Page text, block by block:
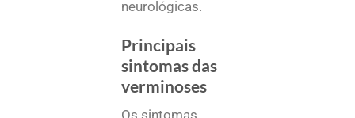
neurológicas.
Principais
sintomas das
verminoses